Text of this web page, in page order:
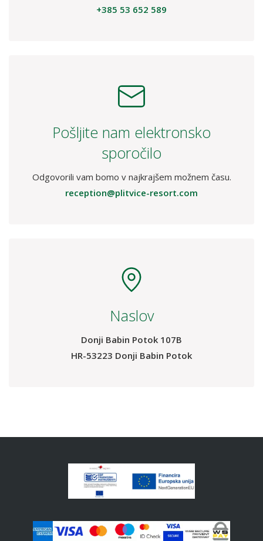
+385 53 652 589
Pošljite nam elektronsko
sporočilo
Odgovorili vam bomo v najkrajšem možnem času.
reception@plitvice-resort.com
Naslov
Donji Babin Potok 107B
HR-53223 Donji Babin Potok